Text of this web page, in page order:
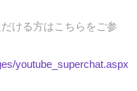
ける方はこちらをご参
youtube_superchat.aspx